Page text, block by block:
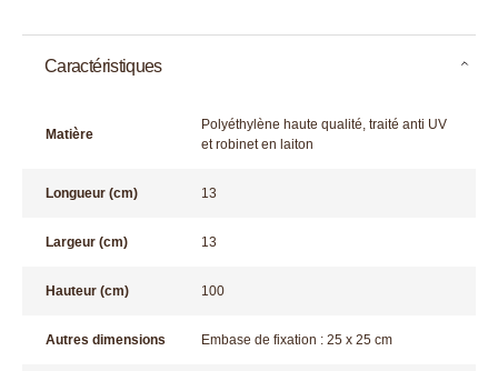
Caractéristiques
Matière
Polyéthylène haute qualité, traité anti UV
et robinet en laiton
Longueur (cm) 13
Largeur (cm) 13
Hauteur (cm) 100
Autres dimensions Embase de fixation : 25 x 25 cm